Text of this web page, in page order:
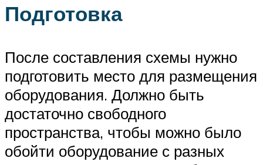
Подготовка
После составления схемы нужно
подготовить место для размещения
оборудования. Должно быть
достаточно свободного
пространства, чтобы можно было
обойти оборудование с разных